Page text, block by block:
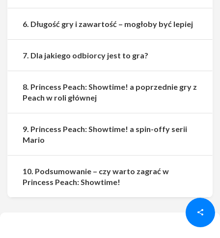
Udostępnij
6. Długość gry i zawartość – mogłoby być lepiej
7. Dla jakiego odbiorcy jest to gra?
8. Princess Peach: Showtime! a poprzednie gry z
Peach w roli głównej
9. Princess Peach: Showtime! a spin-offy serii
Mario
10. Podsumowanie – czy warto zagrać w
Princess Peach: Showtime!